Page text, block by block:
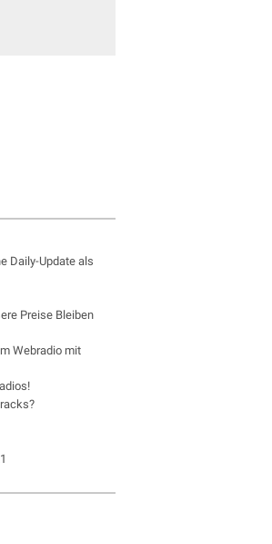
Daily-Update als
Preise Bleiben
Webradio mit